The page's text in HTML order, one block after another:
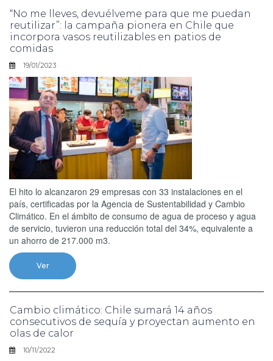
“No me lleves, devuélveme para que me puedan
reutilizar”: la campaña pionera en Chile que
incorpora vasos reutilizables en patios de
comidas
19/01/2023
El hito lo alcanzaron 29 empresas con 33 instalaciones en el
país, certificadas por la Agencia de Sustentabilidad y Cambio
Climático. En el ámbito de consumo de agua de proceso y agua
de servicio, tuvieron una reducción total del 34%, equivalente a
un ahorro de 217.000 m3.
Ver
Cambio climático: Chile sumará 14 años
consecutivos de sequía y proyectan aumento en
olas de calor
10/11/2022